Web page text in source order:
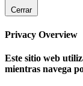
Cerrar
Privacy Overview
Este sitio web
mientras navega